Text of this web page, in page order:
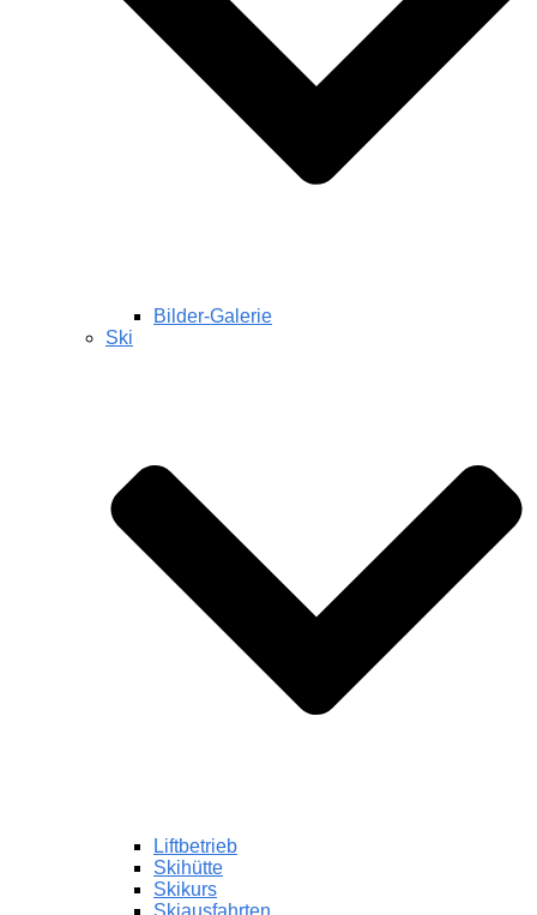
Bilder-Galerie
Ski
Liftbetrieb
Skihütte
Skikurs
Skiausfahrten